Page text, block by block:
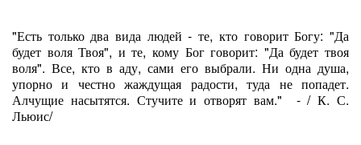
"Есть только два вида людей - те, кто говорит Богу: "Да
будет воля Твоя", и те, кому Бог говорит: "Да будет твоя
воля". Все, кто в аду, сами его выбрали. Ни одна душа,
упорно и честно жаждущая радости, туда не попадет.
Алчущие насытятся. Стучите и отворят вам." - / К. С.
Льюис/